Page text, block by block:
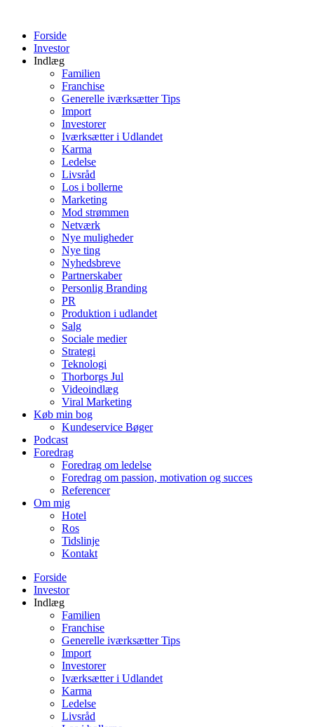
indholdForside
Investor
Indlæg
Familien
Franchise
Generelle iværksætter Tips
Import
Investorer
Iværksætter i Udlandet
Karma
Ledelse
Livsråd
Los i bollerne
Marketing
Mod strømmen
Netværk
Nye muligheder
Nye ting
Nyhedsbreve
Partnerskaber
Personlig Branding
PR
Produktion i udlandet
Salg
Sociale medier
Strategi
Teknologi
Thorborgs Jul
Videoindlæg
Viral Marketing
Køb min bog
Kundeservice Bøger
Podcast
Foredrag
Foredrag om ledelse
Foredrag om passion, motivation og succes
Referencer
Om mig
Hotel
Ros
Tidslinje
Kontakt
Forside
Investor
Indlæg
Familien
Franchise
Generelle iværksætter Tips
Import
Investorer
Iværksætter i Udlandet
Karma
Ledelse
Livsråd